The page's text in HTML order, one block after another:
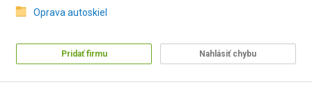
Oprava autoskiel
Pridať firmu Nahlásiť chybu